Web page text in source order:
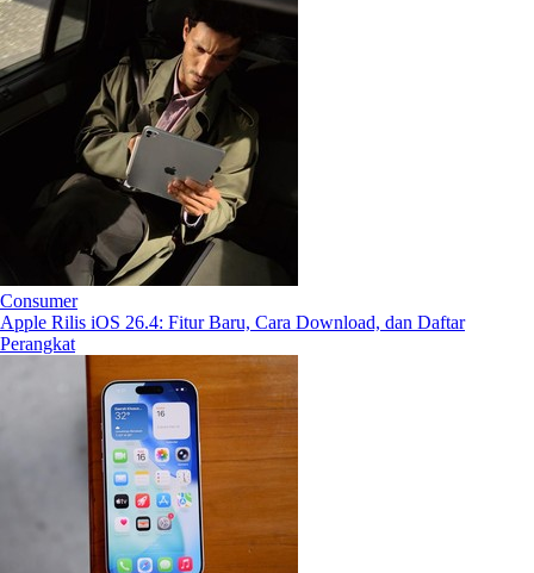
Consumer
Apple Rilis iOS 26.4: Fitur Baru, Cara Download, dan Daftar
Perangkat